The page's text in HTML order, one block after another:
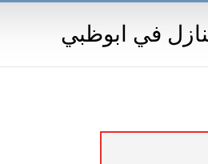
في ابوظبي